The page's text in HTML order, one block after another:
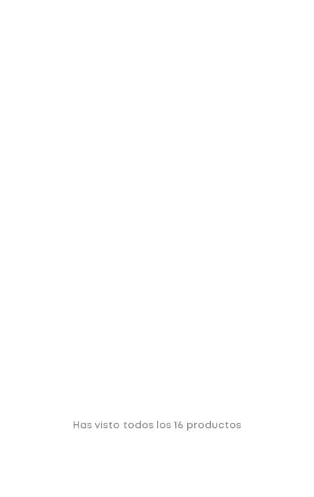
Has visto todos los 16 productos